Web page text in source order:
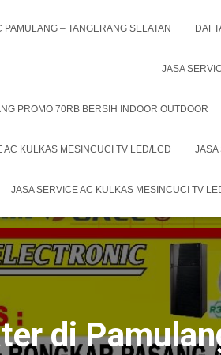
PAMULANG – TANGERANG SELATAN
JASA
PROMO 70RB BERSIH INDOOR OUTDOOR
AC KULKAS MESINCUCI TV LED/LCD JASA
JASA SERVICE AC KULKAS MESINCUCI TV
di